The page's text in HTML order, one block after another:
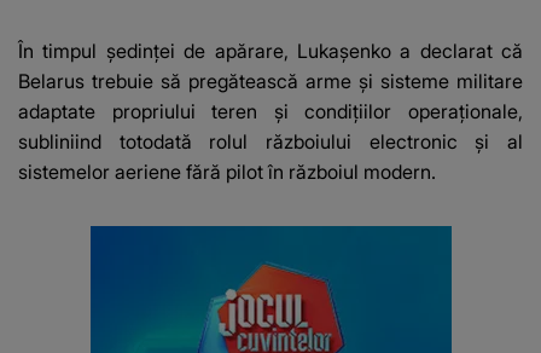
banii obținuți? SUMA
E COLOSALĂ
În timpul ședinței de apărare, Lukașenko a declarat că
Belarus trebuie să pregătească arme și sisteme militare
adaptate propriului teren și condițiilor operaționale,
subliniind totodată rolul războiului electronic și al
sistemelor aeriene fără pilot în războiul modern.